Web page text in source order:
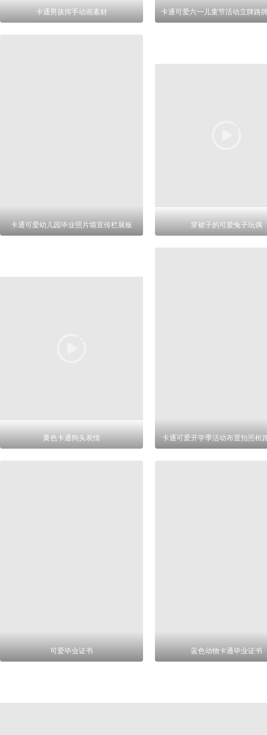
卡通男孩挥手动画素材
卡通可爱幼儿园毕业照片墙宣传栏展板 穿裙子的可爱兔子玩偶
黄色卡通狗头表情 卡通可爱开学季活动布置拍照框
可爱毕业证书 蓝色动物卡通毕业证书